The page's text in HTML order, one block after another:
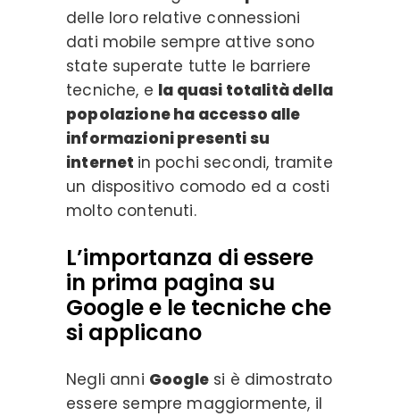
delle loro relative connessioni
dati mobile sempre attive sono
state superate tutte le barriere
tecniche, e la quasi totalità della
popolazione ha accesso alle
informazioni presenti su
internet in pochi secondi, tramite
un dispositivo comodo ed a costi
molto contenuti.
L’importanza di essere
in prima pagina su
Google e le tecniche che
si applicano
Negli anni Googlesi è dimostrato
essere sempre maggiormente, il